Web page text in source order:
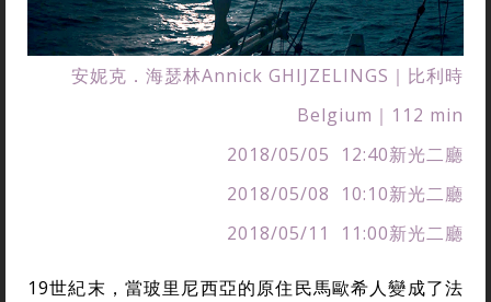
安妮克．海瑟林Annick GHIJZELINGS｜比利時
Belgium｜112 min
2018/05/05 12:40新光二廳
2018/05/08 10:10新光二廳
2018/05/11 11:00新光二廳
19世紀末，當玻里尼西亞的原住民馬歐希人變成了法